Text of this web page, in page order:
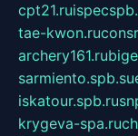
cpt21.ru
tae-kwon.ru
archery161.ru
sarmiento.spb.su
iskatour.spb.ru
krygeva-spa.ru